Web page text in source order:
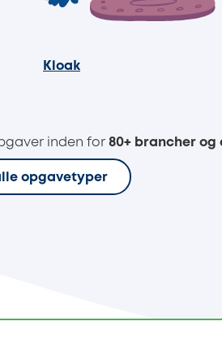
Kloak
inden for 80+ brancher
opgavetyper